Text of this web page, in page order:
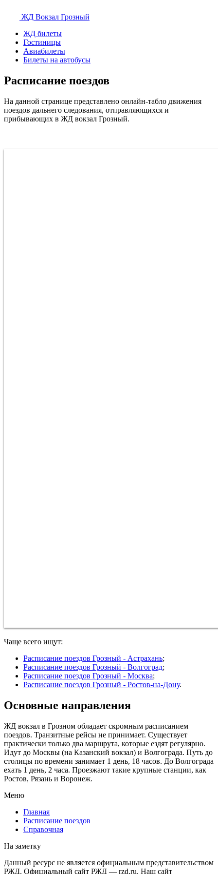
ЖД Вокзал Грозный
ЖД билеты
Гостиницы
Авиабилеты
Билеты на автобусы
Расписание поездов
На данной странице представлено онлайн-табло движения
поездов дальнего следования, отправляющихся и
прибывающих в ЖД вокзал Грозный.
Чаще всего ищут:
Расписание поездов Грозный - Астрахань;
Расписание поездов Грозный - Волгоград;
Расписание поездов Грозный - Москва;
Расписание поездов Грозный - Ростов-на-Дону.
Основные направления
ЖД вокзал в Грозном обладает скромным расписанием
поездов. Транзитные рейсы не принимает. Существует
практически только два маршрута, которые ездят регулярно.
Идут до Москвы (на Казанский вокзал) и Волгограда. Путь до
столицы по времени занимает 1 день, 18 часов. До Волгограда
ехать 1 день, 2 часа. Проезжают такие крупные станции, как
Ростов, Рязань и Воронеж.
Меню
Главная
Расписание поездов
Справочная
На заметку
Данный ресурс не является официальным представительством
РЖД. Официальный сайт РЖД — rzd.ru. Наш сайт